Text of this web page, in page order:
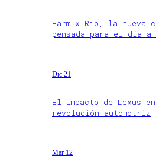
Farm x Rio, la nueva
pensada para el día a
Dic 21
El impacto de Lexus
revolución automotriz
Mar 12